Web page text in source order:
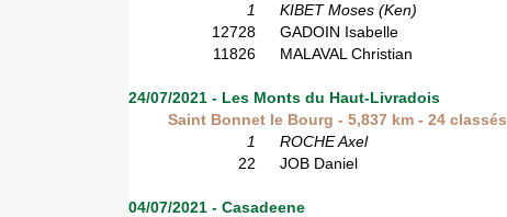
1
KIBET Moses (Ken)
12728
GADOIN Isabelle
11826
MALAVAL Christian
24/07/2021 - Les Monts du Haut-Livradois
Saint Bonnet le Bourg - 5,837 km - 24 classés
1
ROCHE Axel
22
JOB Daniel
04/07/2021 - Casadeene